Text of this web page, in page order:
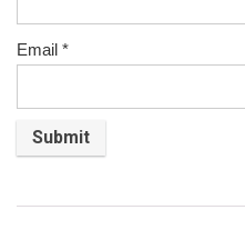
Email *